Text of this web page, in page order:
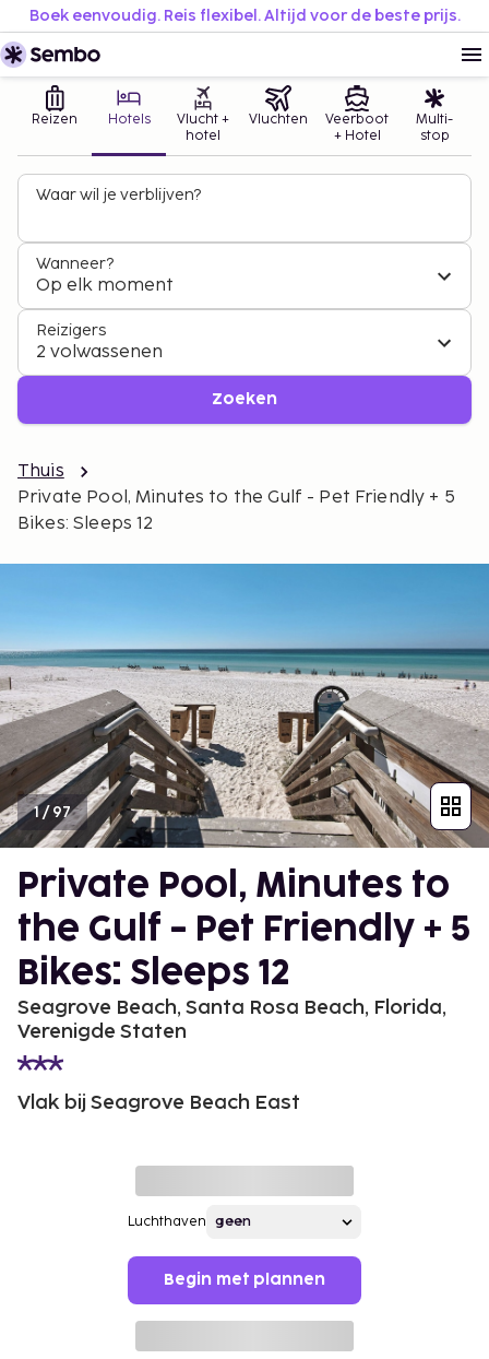
Boek eenvoudig. Reis flexibel. Altijd voor de beste prijs.
Reizen Hotels
Vlucht +
hotel
Vluchten
Veerboot
+ Hotel
Multi-
stop
Waar wil je verblijven?
Wanneer?
Op elk moment
Reizigers
2 volwassenen
Zoeken
Thuis
Private Pool, Minutes to the Gulf - Pet Friendly + 5
Bikes: Sleeps 12
1/97
Private Pool, Minutes to
the Gulf - Pet Friendly + 5
Bikes: Sleeps 12
Seagrove Beach, Santa Rosa Beach, Florida,
Verenigde Staten
Vlak bij Seagrove Beach East
Luchthaven
Begin met plannen